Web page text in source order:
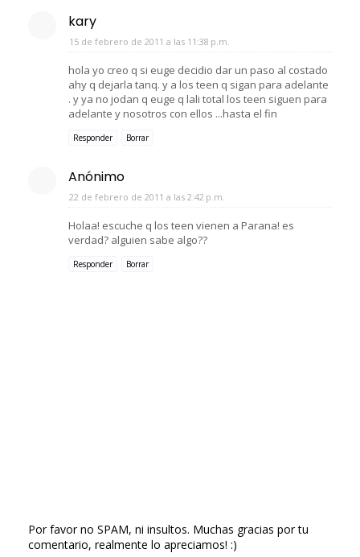
kary
15 de febrero de 2011 a las 11:38 p.m.
hola yo creo q si euge decidio dar un paso al costado
ahy q dejarla tanq. y a los teen q sigan para adelante
. y ya no jodan q euge q lali total los teen siguen para
adelante y nosotros con ellos ...hasta el fin
Responder Borrar
Anónimo
22 de febrero de 2011 a las 2:42 p.m.
Holaa! escuche q los teen vienen a Parana! es
verdad? alguien sabe algo??
Responder Borrar
Por favor no SPAM, ni insultos. Muchas gracias por tu
comentario, realmente lo apreciamos! :)